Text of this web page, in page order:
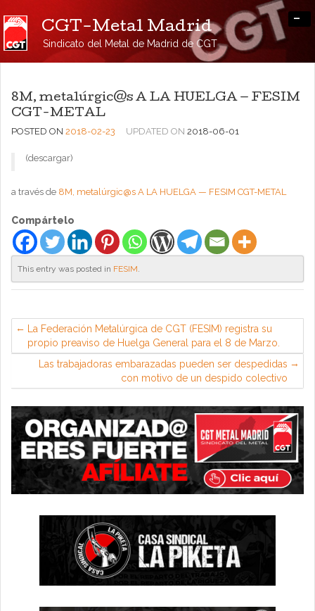
CGT-Metal Madrid
Sindicato del Metal de Madrid de CGT
-
8M, metalúrgic@s A LA HUELGA — FESIM
CGT-METAL
POSTED ON 2018-02-23 UPDATED ON 2018-06-01
(descargar)
a través de 8M, metalúrgic@s A LA HUELGA — FESIM CGT-METAL
Compártelo
This entry was posted in FESIM.
La Federación Metalúrgica de CGT (FESIM) registra su
propio preaviso de Huelga General para el 8 de Marzo.
Las trabajadoras embarazadas pueden ser despedidas
con motivo de un despido colectivo